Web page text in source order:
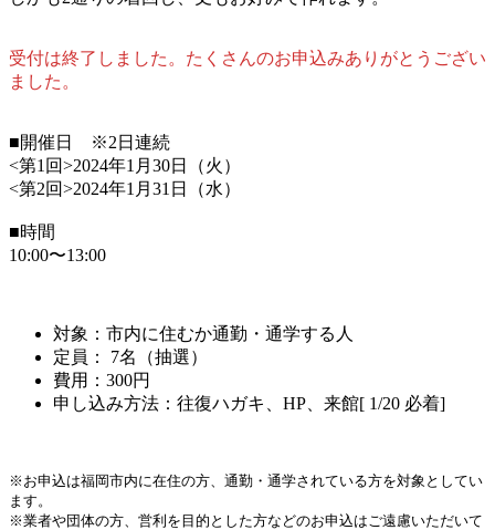
受付は終了しました。たくさんのお申込みありがとうござい
ました。
■開催日 ※2日連続
<第1回>2024年1月30日（火）
<第2回>2024年1月31日（水）
■時間
10:00〜13:00
対象：市内に住むか通勤・通学する人
定員： 7名（抽選）
費用：300円
申し込み方法：往復ハガキ、HP、来館[ 1/20 必着]
※お申込は福岡市内に在住の方、通勤・通学されている方を対象としてい
ます。
※業者や団体の方、営利を目的とした方などのお申込はご遠慮いただいて